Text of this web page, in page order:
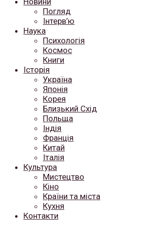
Погляд
Інтерв’ю
Наука
Психологія
Космос
Книги
Історія
Україна
Японія
Корея
Близький Схід
Польща
Індія
Франція
Китай
Італія
Культура
Мистецтво
Кіно
Країни та міста
Кухня
Контакти